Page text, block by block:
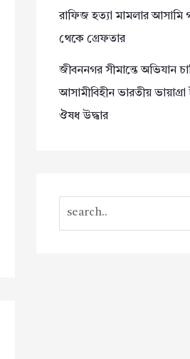
রাফিজ হত্যা মামলার আসামি
থেকে গ্রেফতার
জীবননগর সীমান্তে অভিযান
আসামীবিহীন ভারতীয়
ঔষধ উদ্ধার